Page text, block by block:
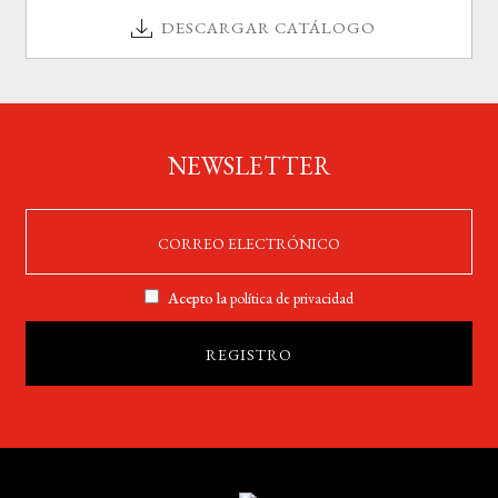
DESCARGAR CATÁLOGO
NEWSLETTER
Acepto lapolítica de privacidad